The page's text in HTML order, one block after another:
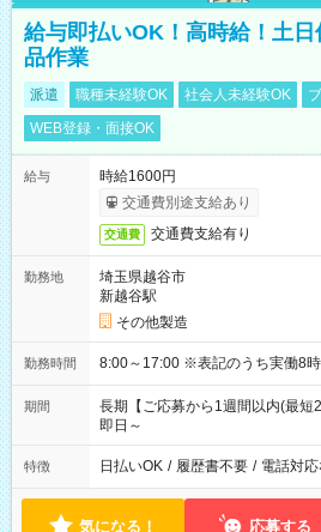
給与即払いOK！高時給！土
品作業
派遣 職種未経験OK 社会人未経験OK
WEB登録・面接OK
給与
時給1600円
交通費別途支給あり
交通費 交通費支給有り
勤務地
埼玉県越谷市
新越谷駅
その他製造
勤務時間 8:00～17:00 ※表記のうち実働
期間
長期【ご応募から1週間以内(最短
即日～
特徴 日払いOK / 履歴書不要 / 電話対応
気になる！ 応募する